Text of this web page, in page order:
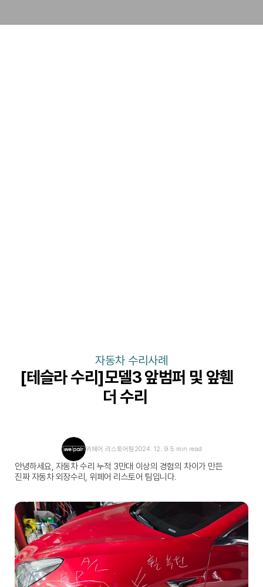
자동차 수리사례
[테슬라 수리]모델3 앞범퍼 및 앞휀
더 수리
위페어 리스토어팀 2024. 12. 9. 5 min read
안녕하세요, 자동차 수리 누적 3만대 이상의 경험의 차이가 만든
진짜 자동차 외장수리, 위페어 리스토어 팀입니다.